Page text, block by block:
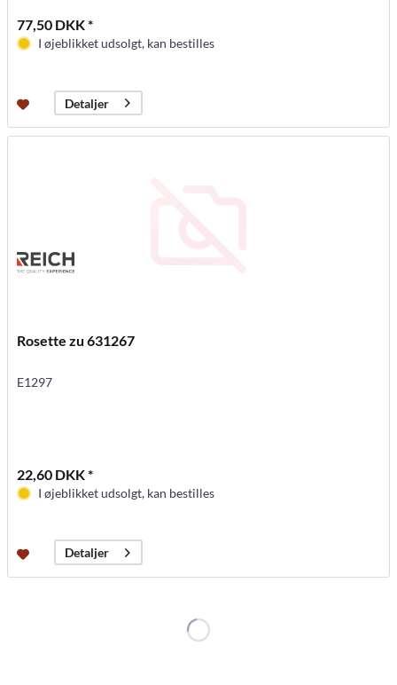
77,50 DKK *
I øjeblikket udsolgt, kan bestilles
Detaljer
Rosette zu 631267
E1297
22,60 DKK *
I øjeblikket udsolgt, kan bestilles
Detaljer